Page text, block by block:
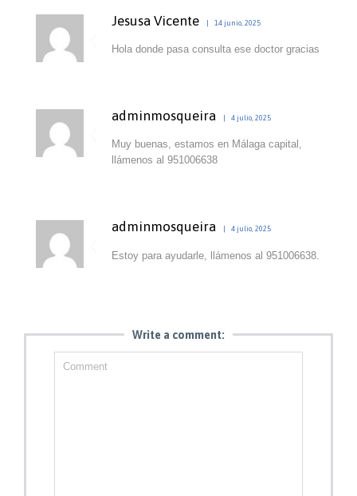
Jesusa Vicente 14 junio, 2025
Hola donde pasa consulta ese doctor gracias
adminmosqueira 4 julio, 2025
Muy buenas, estamos en Málaga capital,
llámenos al 951006638
adminmosqueira 4 julio, 2025
Estoy para ayudarle, llámenos al 951006638.
Write a comment: